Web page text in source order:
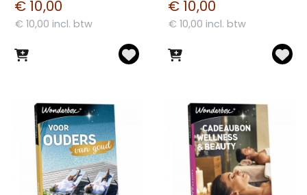
€ 10,00
€ 10,00 incl. btw
€ 10,00
€ 10,00 incl. btw